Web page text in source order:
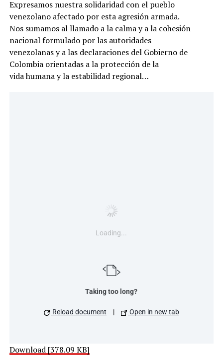
Expresamos nuestra solidaridad con el pueblo
venezolano afectado por esta agresión armada.
Nos sumamos al llamado a la calma y a la cohesión
nacional formulado por las autoridades
venezolanas y a las declaraciones del Gobierno de
Colombia orientadas a la protección de la
vida humana y la estabilidad regional…
Loading...
Taking too long?
Reload document | Open in new tab
Download [378.09 KB]